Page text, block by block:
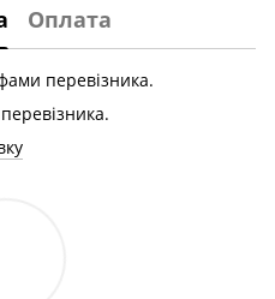
Оплата
перевізника.